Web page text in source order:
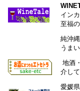
イン
至福
純沖
うま
地酒
介し
愛媛